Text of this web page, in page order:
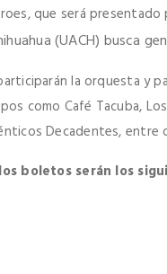
que será
(UACH) busca
la orquesta y
como Café Tacuba,
Decadentes, entre
boletos serán los